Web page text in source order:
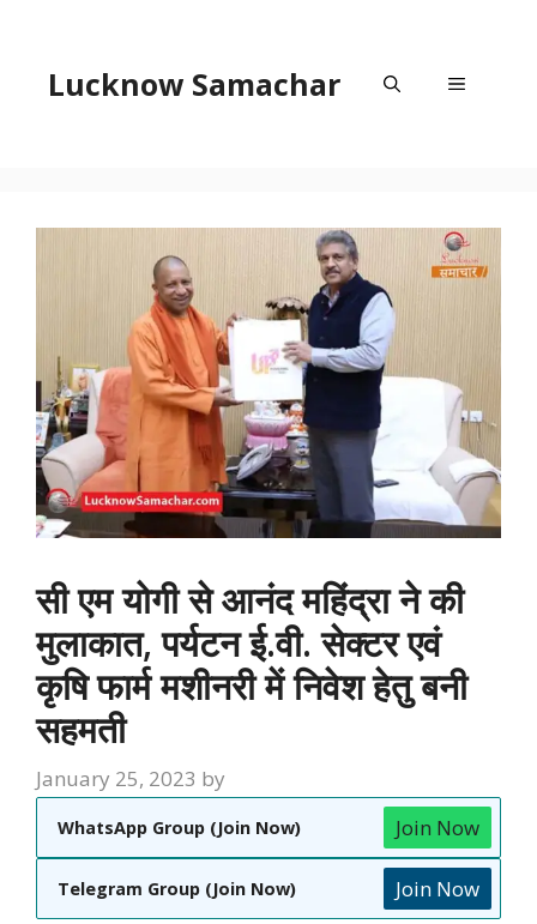
contentLucknow Samachar Menu
सी एम योगी से आनंद महिंद्रा ने की
मुलाकात, पर्यटन ई.वी. सेक्टर एवं
कृषि फार्म मशीनरी में निवेश हेतु बनी
सहमती
January 25, 2023 by
WhatsApp Group (Join Now) Join Now
Telegram Group (Join Now) Join Now